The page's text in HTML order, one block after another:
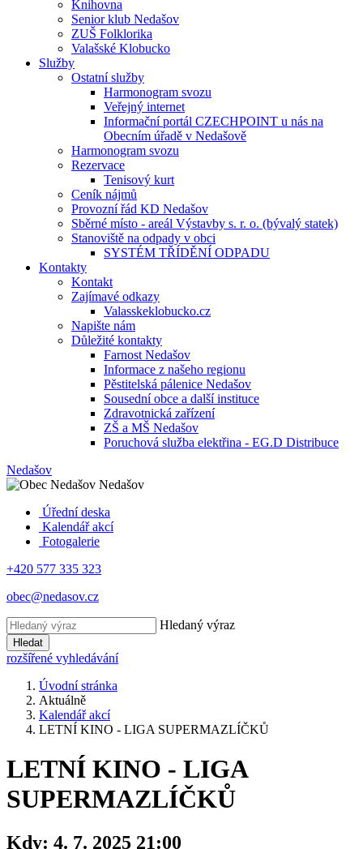
Knihovna
Senior klub Nedašov
ZUŠ Folklorika
Valašské Klobucko
Služby
Ostatní služby
Harmonogram svozu
Veřejný internet
Informační portál CZECHPOINT u nás na
Obecním úřadě v Nedašově
Harmonogram svozu
Rezervace
Tenisový kurt
Ceník nájmů
Provozní řád KD Nedašov
Sběrné místo - areál Výstavby s. r. o. (bývalý statek)
Stanoviště na odpady v obci
SYSTÉM TŘÍDĚNÍ ODPADU
Kontakty
Kontakt
Zajímavé odkazy
Valasskeklobucko.cz
Napište nám
Důležité kontakty
Farnost Nedašov
Informace z našeho regionu
Pěstitelská pálenice Nedašov
Sousední obce a další instituce
Zdravotnická zařízení
ZŠ a MŠ Nedašov
Poruchová služba elektřina - EG.D Distribuce
Nedašov
Nedašov
Úřední deska
Kalendář akcí
Fotogalerie
+420 577 335 323
obec@nedasov.cz
Hledaný výraz
Hledat
rozšířené vyhledávání
Úvodní stránka
Aktuálně
Kalendář akcí
LETNÍ KINO - LIGA SUPERMAZLÍČKŮ
LETNÍ KINO - LIGA
SUPERMAZLÍČKŮ
Kdy: 4. 7. 2025 21:00